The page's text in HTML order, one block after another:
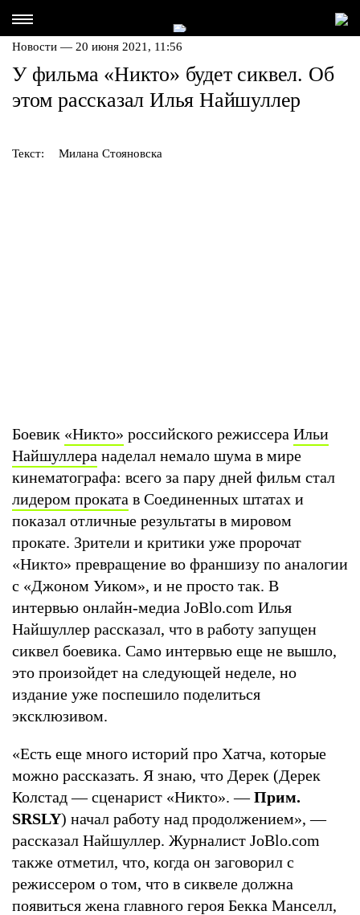
Новости — 20 июня 2021, 11:56
У фильма «Никто» будет сиквел. Об
этом рассказал Илья Найшуллер
Текст: Милана Стояновска
Боевик «Никто» российского режиссера Ильи
Найшуллера наделал немало шума в мире
кинематографа: всего за пару дней фильм стал
лидером проката в Соединенных штатах и
показал отличные результаты в мировом
прокате. Зрители и критики уже пророчат
«Никто» превращение во франшизу по аналогии
с «Джоном Уиком», и не просто так. В
интервью онлайн-медиа JoBlo.com Илья
Найшуллер рассказал, что в работу запущен
сиквел боевика. Само интервью еще не вышло,
это произойдет на следующей неделе, но
издание уже поспешило поделиться
эксклюзивом.
«Есть еще много историй про Хатча, которые
можно рассказать. Я знаю, что Дерек (Дерек
Колстад — сценарист «Никто». —Прим.
SRSLY) начал работу над продолжением», —
рассказал Найшуллер. Журналист JoBlo.com
также отметил, что, когда он заговорил с
режиссером о том, что в сиквеле должна
появиться жена главного героя Бекка Манселл,